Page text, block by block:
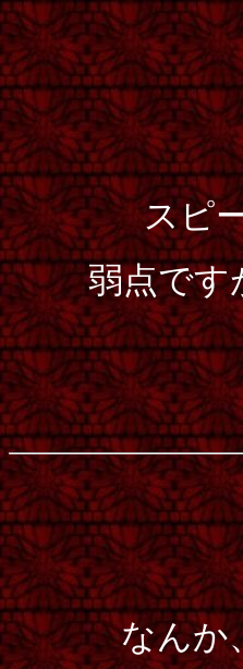
スピ
弱点です
なんか